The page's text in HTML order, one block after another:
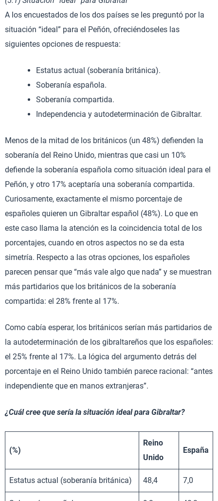
A los encuestados de los dos países se les preguntó por la
situación “ideal” para el Peñón, ofreciéndoseles las
siguientes opciones de respuesta:
Estatus actual (soberanía británica).
Soberanía española.
Soberanía compartida.
Independencia y autodeterminación de Gibraltar.
Menos de la mitad de los británicos (un 48%) defienden la
soberanía del Reino Unido, mientras que casi un 10%
defiende la soberanía española como situación ideal para el
Peñón, y otro 17% aceptaría una soberanía compartida.
Curiosamente, exactamente el mismo porcentaje de
españoles quieren un Gibraltar español (48%). Lo que en
este caso llama la atención es la coincidencia total de los
porcentajes, cuando en otros aspectos no se da esta
simetría. Respecto a las otras opciones, los españoles
parecen pensar que “más vale algo que nada” y se muestran
más partidarios que los británicos de la soberanía
compartida: el 28% frente al 17%.
Como cabía esperar, los británicos serían más partidarios de
la autodeterminación de los gibraltareños que los españoles:
el 25% frente al 17%. La lógica del argumento detrás del
porcentaje en el Reino Unido también parece racional: “antes
independiente que en manos extranjeras”.
¿Cuál cree que sería la situación ideal para Gibraltar?
(%)
Reino
Unido
España
Estatus actual (soberanía británica) 48,4 7,0